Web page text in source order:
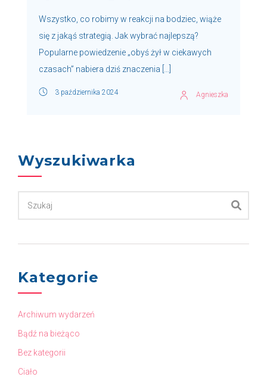
Wszystko, co robimy w reakcji na bodziec, wiąże
się z jakąś strategią. Jak wybrać najlepszą?
Popularne powiedzenie „obyś żył w ciekawych
czasach” nabiera dziś znaczenia […]
3 października 2024 Agnieszka
Wyszukiwarka
Kategorie
Archiwum wydarzeń
Bądź na bieżąco
Bez kategorii
Ciało